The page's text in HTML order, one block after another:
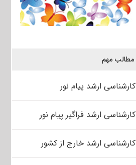
مطالب مهم
کارشناسی ارشد پیام نور
کارشناسی ارشد فراگیر پیام نور
کارشناسی ارشد خارج از کشور